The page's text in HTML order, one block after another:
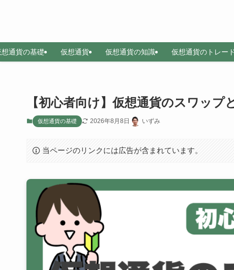
想通貨の基礎 仮想通貨 仮想通貨の知識 仮想通貨のトレード
【初心者向け】仮想通貨のスワップ
仮想通貨の基礎 2026年8月8日 いずみ
当ページのリンクには広告が含まれています。